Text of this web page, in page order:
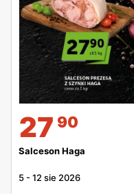
27 90
Salceson Haga
5 -12 sie 2026